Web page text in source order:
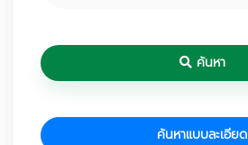
ค้นหา
ค้นหาแบบละเอียด